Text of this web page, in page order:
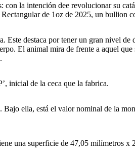
la intención dee revolucionar su
de 1oz de 2025, un bullion
destaca por tener un gran nivel
El animal mira de frente a aquel
inicial de la ceca que la fabrica.
ella, está el valor nominal de la
una superficie de 47,05 milímetros x